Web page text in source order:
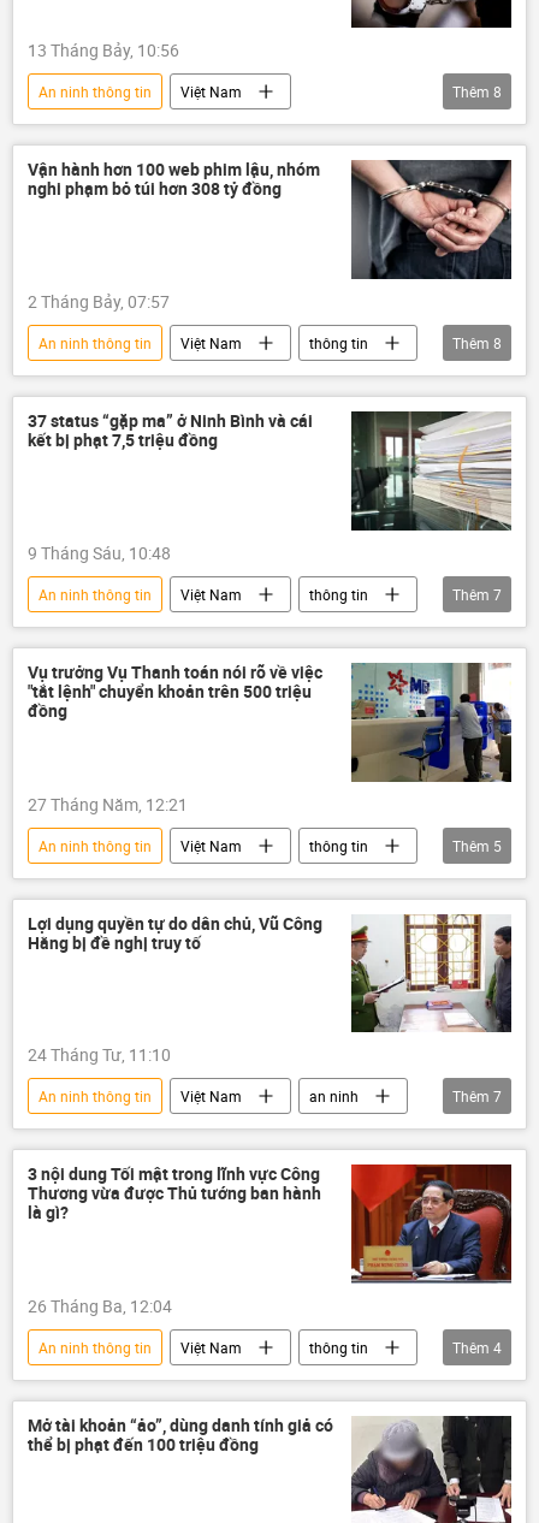
13 Tháng Bảy, 10:56
An ninh thông tin
Việt Nam
Tuyên Quang
Bộ Giáo dục và Đào Tạo
an ninh
thi cử
gian lận thi cử
kỳ thi THPT
điểm thi
Thêm 8
Vận hành hơn 100 web phim lậu, nhóm
nghi phạm bỏ túi hơn 308 tỷ đồng
2 Tháng Bảy, 07:57
An ninh thông tin Việt Nam
thông tin
tội phạm
buôn lậu
phim lậu
Pháp luật
công an
Bộ Công an Việt Nam
Thêm 8
37 status “gặp ma” ở Ninh Bình và cái
kết bị phạt 7,5 triệu đồng
9 Tháng Sáu, 10:48
An ninh thông tin Việt Nam
thông tin
công an
sai phạm
xử phạt
mạng xã hội
an ninh mạng
Ninh Bình
Du lịch
Thêm 7
Vụ trưởng Vụ Thanh toán nói rõ về việc
"tắt lệnh" chuyển khoản trên 500 triệu
đồng
27 Tháng Năm, 12:21
An ninh thông tin Việt Nam
thông tin
ngân hàng
Ngân hàng Nhà nước
Ngân hàng Nhà nước VN
giao dịch
Pháp luật
Thêm 5
Lợi dụng quyền tự do dân chủ, Vũ Công
Hằng bị đề nghị truy tố
24 Tháng Tư, 11:10
An ninh thông tin Việt Nam
an ninh
an ninh mạng
Pháp luật
gây rối
gây rối trật tự
phản động
công an
Bộ Công an Việt Nam
Thêm 7
3 nội dung Tối mật trong lĩnh vực Công
Thương vừa được Thủ tướng ban hành
là gì?
26 Tháng Ba, 12:04
An ninh thông tin Việt Nam
thông tin
bí mật
lộ bí mật nhà nước
Bộ Công Thương
an ninh
Thêm 4
Mở tài khoản “ảo”, dùng danh tính giả có
thể bị phạt đến 100 triệu đồng